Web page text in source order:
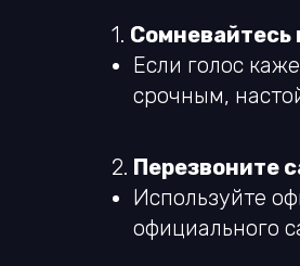
1. Сомневайтесь
Если голос
срочным,
2. Перезвоните
Используйте
официального